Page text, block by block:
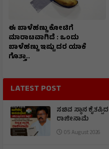
ಈ ಬಾಳೆಹಣ್ಣು ಕೋಟಿಗೆ
ಮಾರಾಟವಾಗಿದೆ : ಒಂದು
ಬಾಳೆಹಣ್ಣು ಇಷ್ಟು ದರ ಯಾಕೆ
ಗೊತ್ತಾ..
LATEST POST
ಸಚಿವ ಸ್ಥಾನ
ರಾಜೀನಾಮೆ
05 August 2026